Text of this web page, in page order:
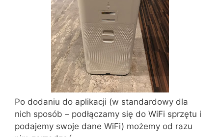
Po dodaniu do aplikacji (w standardowy dla
nich sposób – podłączamy się do WiFi sprzętu i
podajemy swoje dane WiFi) możemy od razu